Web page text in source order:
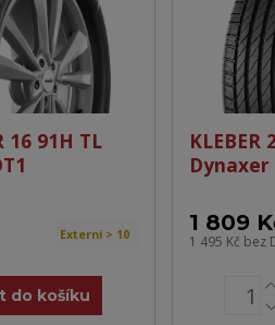
16 91H TL
Externí > 10
do košíku
KLEBER
Dynaxer
1 809
1 495 Kč bez